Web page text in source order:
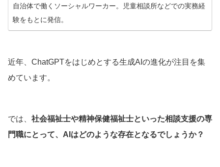
自治体で働くソーシャルワーカー。児童相談所などでの実務経
験をもとに発信。
近年、ChatGPTをはじめとする生成AIの進化が注目を集
めています。
では、 社会福祉士や精神保健福祉士といった相談支援の専
門職にとって、AIはどのような存在となるでしょうか？